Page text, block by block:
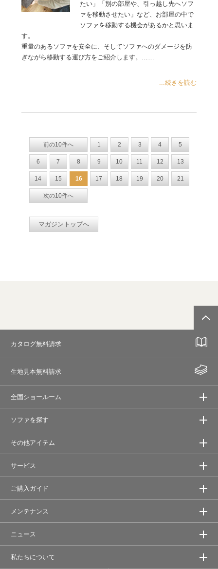
たい」「別の部屋や、引っ越し先へソフ
ァを移動させたい」など、お部屋の中で
ソファを移動する機会があるかと思いま
す。
重量のあるソファを安全に、そしてソファへのダメージを防
ぎながら移動する運び方をご紹介します。……
...続きを読む
前の10件へ 1 2 3 4 5
6 7 8 9 10 11 12 13
14 15 16 17 18 19 20 21
次の10件へ
マガジントップへ
カタログ無料請求
生地見本無料請求
全国ショールーム
ソファを探す
その他アイテム
サービス
ご購入ガイド
メンテナンス
ニュース
私たちについて